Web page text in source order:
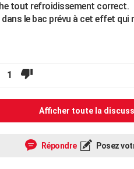
tout refroidissement correct.
le bac prévu à cet effet
1
Afficher toute la
Répondre Posez